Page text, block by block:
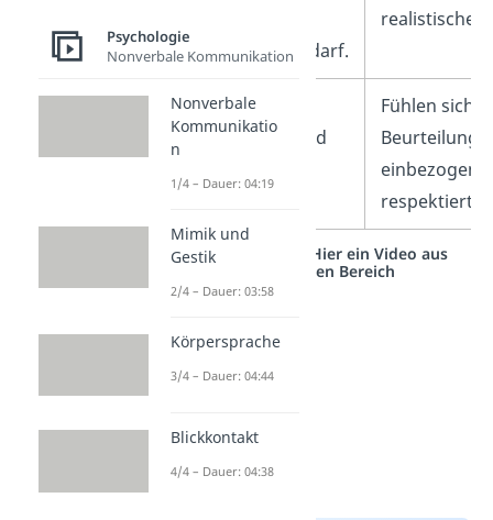
Weiterbildungsbedarf.
realistische
Treffen ihre
Beurteilung anhand
Fühlen sich
Beurteilung
einbezogen
respektiert.
Studyflix vernetzt: Hier ein Video aus
einem anderen Bereich
Psychologie
Nonverbale Kommunikation
Nonverbale
Kommunikatio
n
1/4 – Dauer: 04:19
Mimik und
Gestik
2/4 – Dauer: 03:58
Körpersprache
3/4 – Dauer: 04:44
Blickkontakt
4/4 – Dauer: 04:38